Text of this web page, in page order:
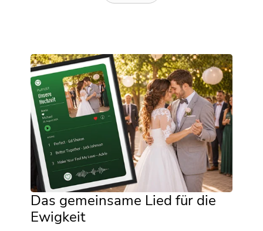
Das gemeinsame Lied für die
Ewigkeit